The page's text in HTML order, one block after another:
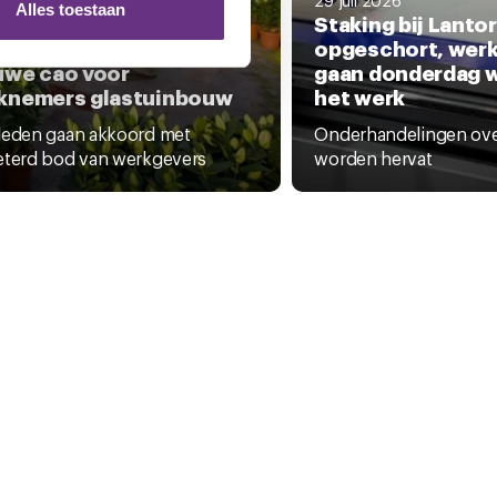
die u aan ze heeft
klikken op het ronde
Alles toestaan
cao voor
glastuinbouw
gaan akkoord met
bod van werkgevers
Staking bij Lantor
opgeschort,
gaan donderdag
het werk
Onderhandelingen
worden hervat